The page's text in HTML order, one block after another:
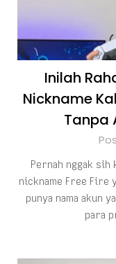
Inilah
Nickname
Tanpa
Pernah nggak sih
nickname Free Fire
punya nama akun
para